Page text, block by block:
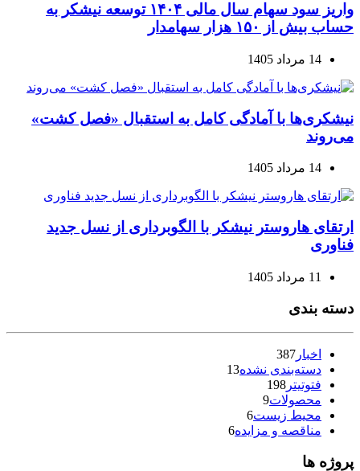
واریز سود سهام سال مالی ۱۴۰۴ توسعه نیشکر به
حساب بیش از ۱۵۰ هزار سهامدار
14 مرداد 1405
نیشکری‌ها با آمادگی کامل به استقبال «فصل کشت»
می‌روند
14 مرداد 1405
ارتقای هاروستر نیشکر با الگوبرداری از نسل جدید
فناوری
11 مرداد 1405
دسته بندی
اخبار 387
دسته‌بندی نشده13
فتوتیتر 198
محصولات9
محیط زیست6
مناقصه و مزایده6
پروژه ها